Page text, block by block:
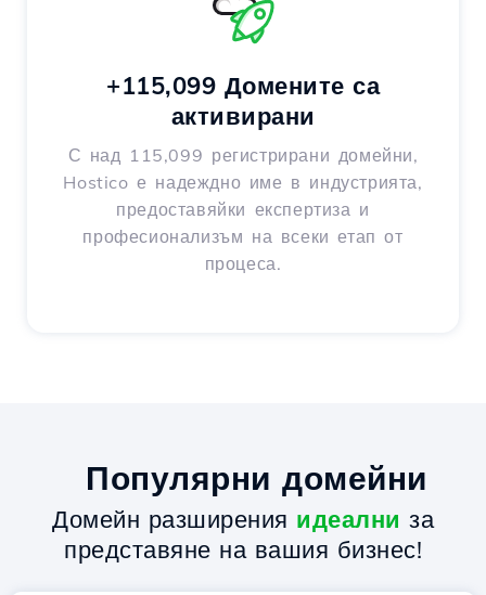
+115,099 Домените са
активирани
С над 115,099 регистрирани домейни,
Hostico е надеждно име в индустрията,
предоставяйки експертиза и
професионализъм на всеки етап от
процеса.
Популярни домейни
Домейн разширения идеални за
представяне на вашия бизнес!